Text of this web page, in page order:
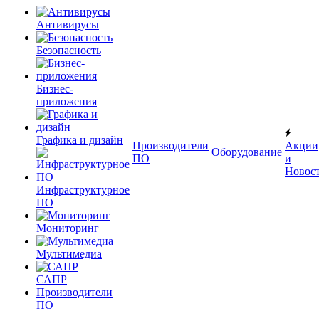
Антивирусы
Безопасность
Бизнес-
приложения
Графика и дизайн
Инфраструктурное
ПО
Мониторинг
Мультимедиа
САПР
Производители
ПО
Производители
ПО
Оборудование
Акции
и